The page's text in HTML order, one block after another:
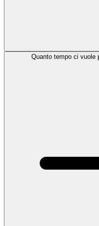
Quanto tempo ci vuole